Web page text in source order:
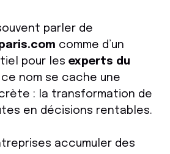
parler de
comme d’un
pour les experts du
ce nom se cache une
: la transformation de
en décisions rentables.
accumuler des